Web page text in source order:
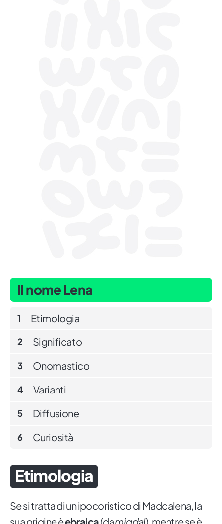
Il nome Lena
1 Etimologia
2 Significato
3 Onomastico
4 Varianti
5 Diffusione
6 Curiosità
Etimologia
Se si tratta di un ipocoristico di Maddalena, la
sua origine èebraica(damigdal), mentre se è